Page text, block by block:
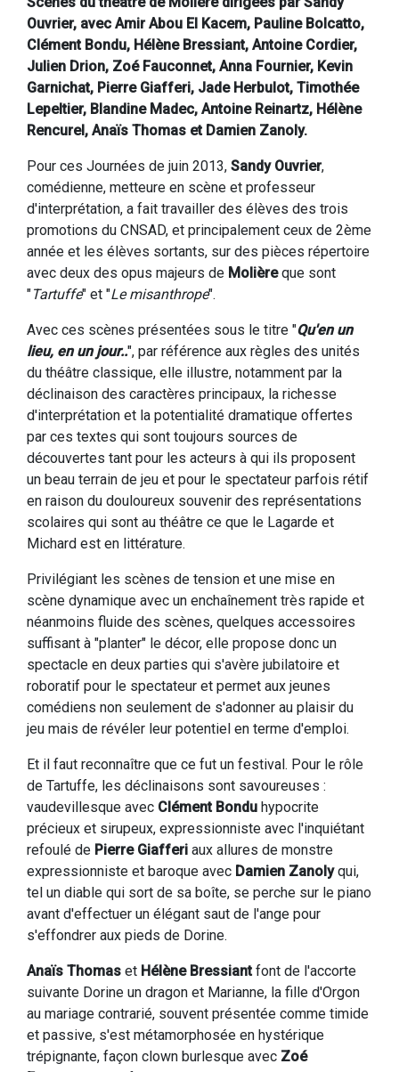
Ouvrier, avec Amir Abou El Kacem, Pauline Bolcatto,
Clément Bondu, Hélène Bressiant, Antoine Cordier,
Julien Drion, Zoé Fauconnet, Anna Fournier, Kevin
Garnichat, Pierre Giafferi, Jade Herbulot, Timothée
Lepeltier, Blandine Madec, Antoine Reinartz, Hélène
Rencurel, Anaïs Thomas et Damien Zanoly.
Pour ces Journées de juin 2013, Sandy Ouvrier,
comédienne, metteure en scène et professeur
d'interprétation, a fait travailler des élèves des trois
promotions du CNSAD, et principalement ceux de 2ème
année et les élèves sortants, sur des pièces répertoire
avec deux des opus majeurs de Molièreque sont
"Tartuffe" et "Le misanthrope".
Avec ces scènes présentées sous le titre "Qu'en un
lieu, en un jour..", par référence aux règles des unités
du théâtre classique, elle illustre, notamment par la
déclinaison des caractères principaux, la richesse
d'interprétation et la potentialité dramatique offertes
par ces textes qui sont toujours sources de
découvertes tant pour les acteurs à qui ils proposent
un beau terrain de jeu et pour le spectateur parfois rétif
en raison du douloureux souvenir des représentations
scolaires qui sont au théâtre ce que le Lagarde et
Michard est en littérature.
Privilégiant les scènes de tension et une mise en
scène dynamique avec un enchaînement très rapide et
néanmoins fluide des scènes, quelques accessoires
suffisant à "planter" le décor, elle propose donc un
spectacle en deux parties qui s'avère jubilatoire et
roboratif pour le spectateur et permet aux jeunes
comédiens non seulement de s'adonner au plaisir du
jeu mais de révéler leur potentiel en terme d'emploi.
Et il faut reconnaître que ce fut un festival. Pour le rôle
de Tartuffe, les déclinaisons sont savoureuses :
vaudevillesque avec Clément Bondu hypocrite
précieux et sirupeux, expressionniste avec l'inquiétant
refoulé de Pierre Giafferi aux allures de monstre
expressionniste et baroque avec Damien Zanolyqui,
tel un diable qui sort de sa boîte, se perche sur le piano
avant d'effectuer un élégant saut de l'ange pour
s'effondrer aux pieds de Dorine.
Anaïs Thomas et Hélène Bressiantfont de l'accorte
suivante Dorine un dragon et Marianne, la fille d'Orgon
au mariage contrarié, souvent présentée comme timide
et passive, s'est métamorphosée en hystérique
trépignante, façon clown burlesque avec Zoé